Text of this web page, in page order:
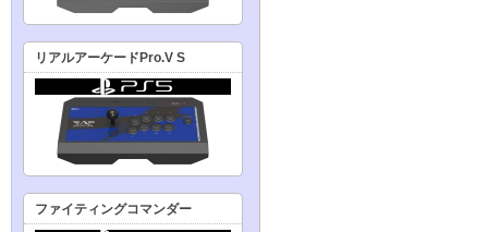
リアルアーケードPro.V S
ファイティングコマンダー